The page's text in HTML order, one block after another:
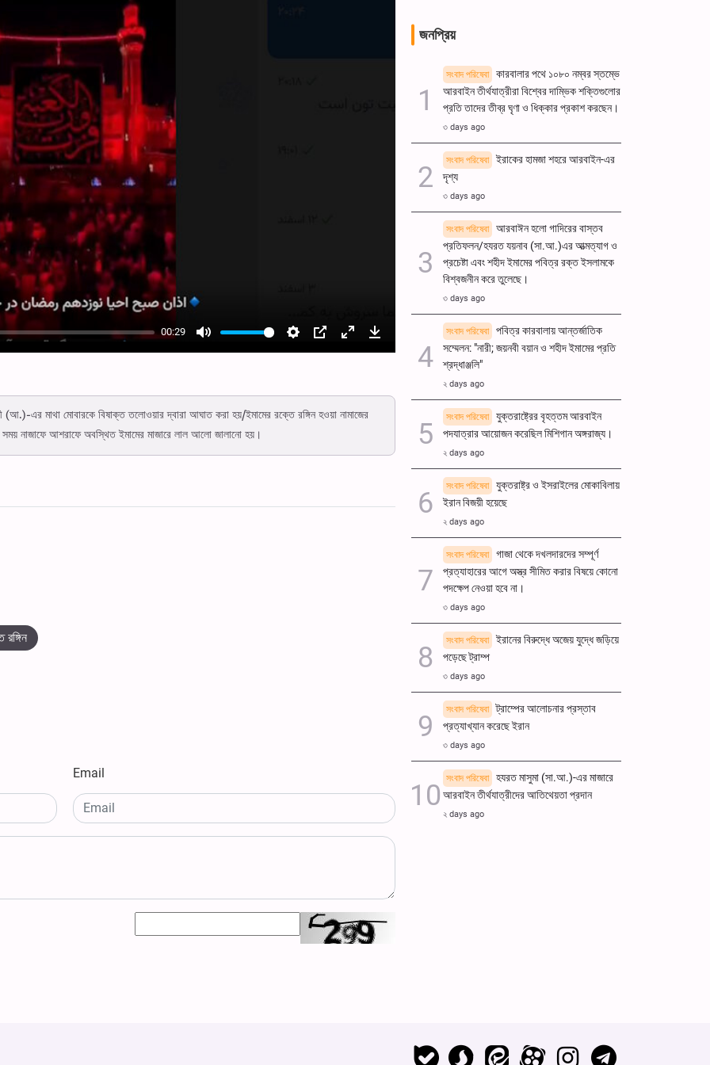
00:29
Mute Settings
PIP EnterDownload
এর মাথা মোবারকে বিষাক্ত তলোওয়ার দ্বারা আঘাত করা হয়/ইমামের রক্তে রঙ্গিন হওয়া নামাজের
নাজাফে আশরাফে অবস্থিত ইমামের মাজারে লাল আলো জালানো হয়।
রঙ্গিন
Email
জনপ্রিয়
সংবাদ পরিষেবা
কারবালার পথে ১০৮০ নম্বর স্তম্ভে
আরবাইন তীর্থযাত্রীরা বিশ্বের দাম্ভিক শক্তিগুলোর
প্রতি তাদের তীব্র ঘৃণা ও ধিক্কার প্রকাশ করছেন।
৩ days ago
সংবাদ পরিষেবা
ইরাকের হামজা শহরে আরবাইন-এর
দৃশ্য
৩ days ago
সংবাদ পরিষেবা
আরবাঈন হলো গাদিরের বাস্তব
প্রতিফলন/হযরত যয়নাব (সা.আ.)এর আত্মত্যাগ ও
প্রচেষ্টা এবং শহীদ ইমামের পবিত্র রক্ত ​​ইসলামকে
বিশ্বজনীন করে তুলেছে।
৩ days ago
সংবাদ পরিষেবা
পবিত্র কারবালায় আন্তর্জাতিক
সম্মেলন: "নারী; জয়নবী বয়ান ও শহীদ ইমামের প্রতি
শ্রদ্ধাঞ্জলি"
২ days ago
সংবাদ পরিষেবা
যুক্তরাষ্ট্রের বৃহত্তম আরবাইন
পদযাত্রার আয়োজন করেছিল মিশিগান অঙ্গরাজ্য।
২ days ago
সংবাদ পরিষেবা
যুক্তরাষ্ট্র ও ইসরাইলের মোকাবিলায়
ইরান বিজয়ী হয়েছে
২ days ago
সংবাদ পরিষেবা
গাজা থেকে দখলদারদের সম্পূর্ণ
প্রত্যাহারের আগে অস্ত্র সীমিত করার বিষয়ে কোনো
পদক্ষেপ নেওয়া হবে না।
৩ days ago
সংবাদ পরিষেবা
ইরানের বিরুদ্ধে অজেয় যুদ্ধে জড়িয়ে
পড়েছে ট্রাম্প
৩ days ago
সংবাদ পরিষেবা
ট্রাম্পের আলোচনার প্রস্তাব
প্রত্যাখ্যান করেছে ইরান
৩ days ago
সংবাদ পরিষেবা
হযরত মাসুমা (সা.আ.)-এর মাজারে
আরবাইন তীর্থযাত্রীদের আতিথেয়তা প্রদান
২ days ago